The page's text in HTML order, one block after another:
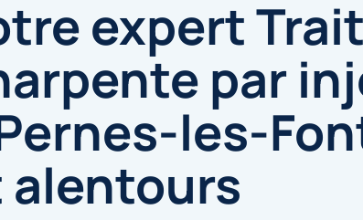
expert
par
les-
alentours